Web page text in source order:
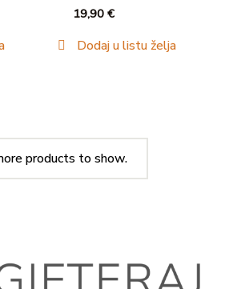
19,90€
Dodaj u listu želja
products to show.